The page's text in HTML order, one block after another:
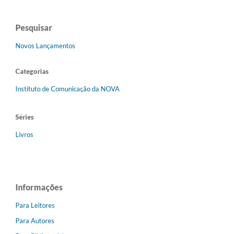
Pesquisar
Novos Lançamentos
Categorias
Instituto de Comunicação da NOVA
Séries
Livros
Informações
Para Leitores
Para Autores